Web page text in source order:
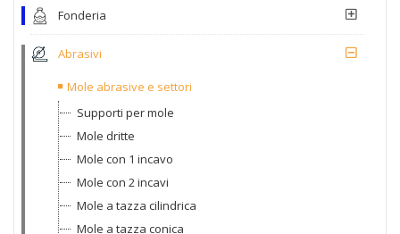
Fonderia
Abrasivi
Mole abrasive e settori
Supporti per mole
Mole dritte
Mole con 1 incavo
Mole con 2 incavi
Mole a tazza cilindrica
Mole a tazza conica